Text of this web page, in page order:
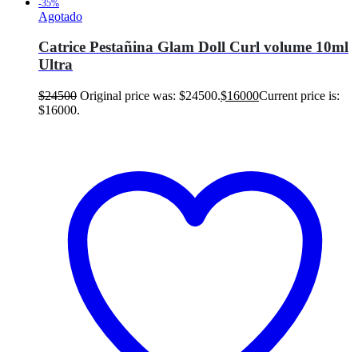
-35%
Agotado
Catrice Pestañina Glam Doll Curl volume 10ml
Ultra
$24500 Original price was: $24500.$16000Current price is:
$16000.